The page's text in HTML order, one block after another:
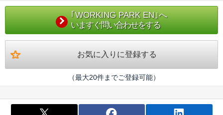
｢WORKING PARK EN｣へ
いますぐ問い合わせをする
お気に入りに登録する
（最大20件までご登録可能）